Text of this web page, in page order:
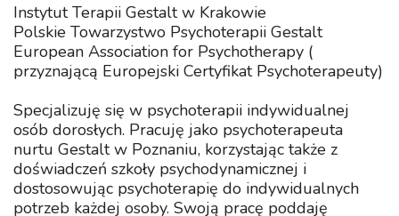
Instytut Terapii Gestalt w Krakowie
Polskie Towarzystwo Psychoterapii Gestalt
European Association for Psychotherapy (
przyznającą Europejski Certyfikat Psychoterapeuty)
Specjalizuję się w psychoterapii indywidualnej
osób dorosłych. Pracuję jako psychoterapeuta
nurtu Gestalt w Poznaniu, korzystając także z
doświadczeń szkoły psychodynamicznej i
dostosowując psychoterapię do indywidualnych
potrzeb każdej osoby. Swoją pracę poddaję